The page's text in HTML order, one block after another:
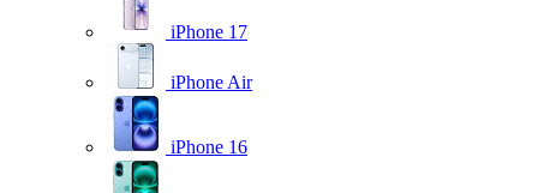
iPhone 17
iPhone Air
iPhone 16